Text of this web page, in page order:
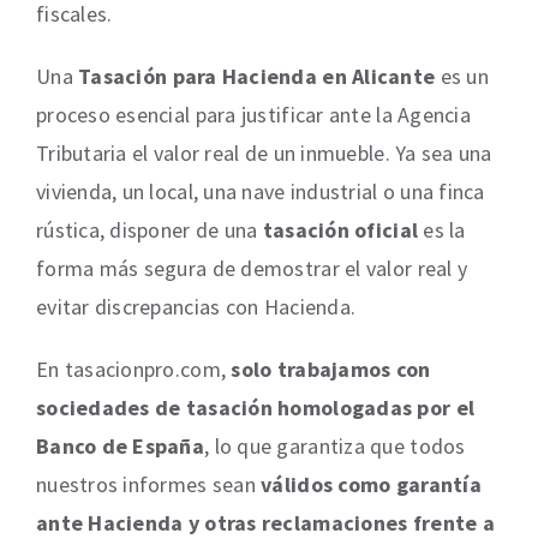
fiscales.
Una Tasación para Hacienda en Alicante es un
proceso esencial para justificar ante la Agencia
Tributaria el valor real de un inmueble. Ya sea una
vivienda, un local, una nave industrial o una finca
rústica, disponer de una tasación oficial es la
forma más segura de demostrar el valor real y
evitar discrepancias con Hacienda.
En tasacionpro.com,solo trabajamos con
sociedades de tasación homologadas por el
Banco de España, lo que garantiza que todos
nuestros informes seanválidos como garantía
ante Hacienda y otras reclamaciones frente a